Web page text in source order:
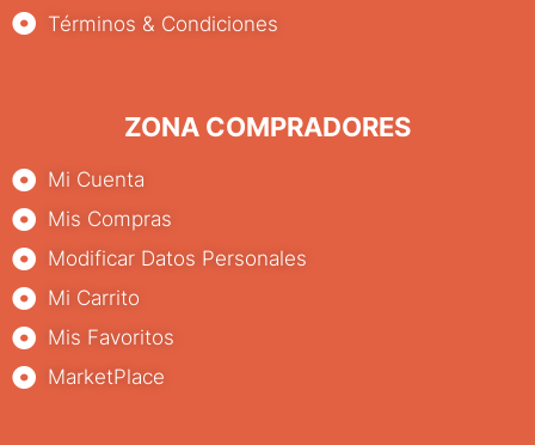
Términos & Condiciones
ZONA COMPRADORES
Mi Cuenta
Mis Compras
Modificar Datos Personales
Mi Carrito
Mis Favoritos
MarketPlace